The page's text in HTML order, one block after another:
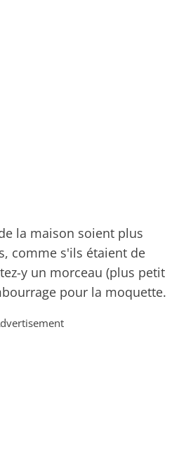
la maison soient plus
comme s'ils étaient de
y un morceau (plus petit
pour la moquette.